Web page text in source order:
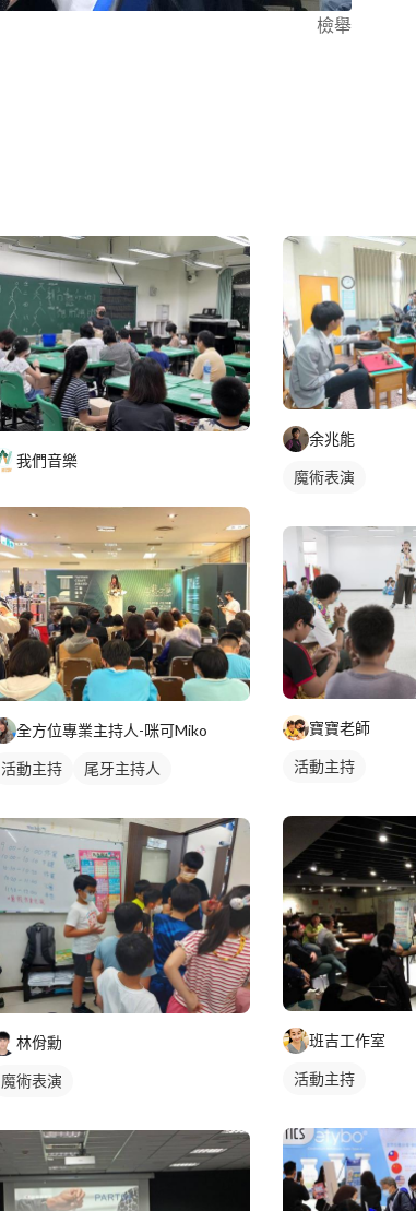
檢舉
我們音樂
全方位專業主持人-咪可Miko
活動主持 尾牙主持人
林佾勳
魔術表演
余兆能
魔術表演
寶寶老師
活動主持
班吉工作室
活動主持